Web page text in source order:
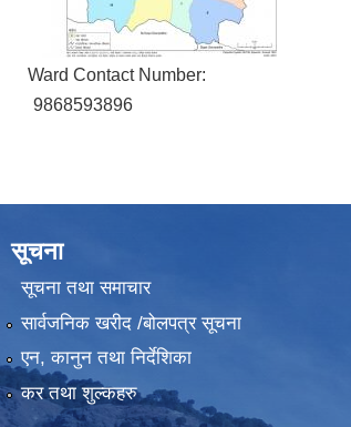
Ward Contact Number:
9868593896
सूचना
सूचना तथा समाचार
सार्वजनिक खरीद /बोलपत्र सूचना
एन, कानुन तथा निर्देशिका
कर तथा शुल्कहरु